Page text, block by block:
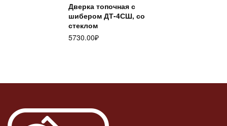
Дверка топочная с
шибером ДТ-4СШ, со
стеклом
5730.00₽